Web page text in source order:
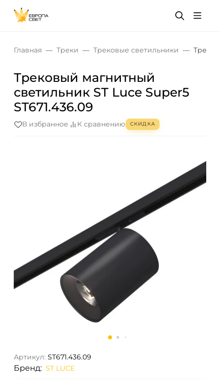
Главная Треки Трековые светильники
Трековый магнитный
светильник ST Luce Super5
ST671.436.09
В избранное К сравнению СКИДКА
Артикул: ST671.436.09
Бренд: ST LUCE